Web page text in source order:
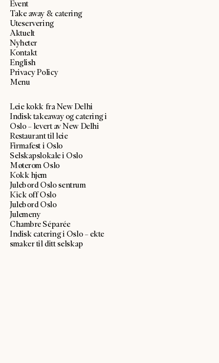
Event
Take away & catering
Uteservering
Aktuelt
Nyheter
Kontakt
English
Privacy Policy
Menu
Leie kokk fra New Delhi
Indisk takeaway og catering i
Oslo – levert av New Delhi
Restaurant til leie
Firmafest i Oslo
Selskapslokale i Oslo
Møterom Oslo
Kokk hjem
Julebord Oslo sentrum
Kick off Oslo
Julebord Oslo
Julemeny
Chambre Séparée
Indisk catering i Oslo – ekte
smaker til ditt selskap